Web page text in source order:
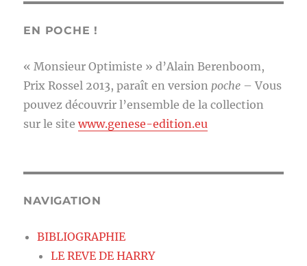
EN POCHE !
« Monsieur Optimiste » d’Alain Berenboom,
Prix Rossel 2013, paraît en version poche – Vous
pouvez découvrir l’ensemble de la collection
sur le sitewww.genese-edition.eu
NAVIGATION
BIBLIOGRAPHIE
LE REVE DE HARRY